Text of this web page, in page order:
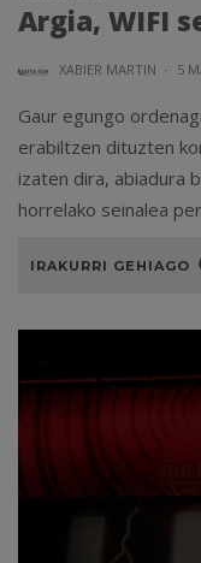
Argia, WIFI
XABIER MARTIN · 5
Gaur egungo
erabiltzen dituzten
izaten dira, abiadura
horrelako seinalea
IRAKURRI GEHIAGO